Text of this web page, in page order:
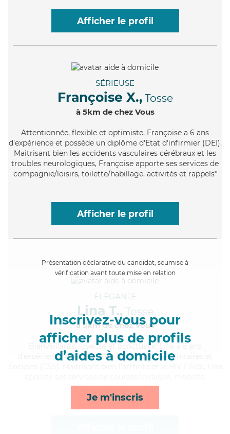
Afficher le profil
SÉRIEUSE
Françoise X., Tosse
à 5km de chez Vous
Attentionnée, flexible et optimiste, Françoise a 6 ans
d'expérience et possède un diplôme d'Etat d'infirmier (DEI).
Maitrisant bien les accidents vasculaires cérébraux et les
troubles neurologiques, Françoise apporte ses services de
compagnie/loisirs, toilette/habillage, activités et rappels*
Afficher le profil
Présentation déclarative du candidat, soumise à
vérification avant toute mise en relation
Inscrivez-vous pour
afficher plus de profils
d’aides à domicile
Je m'inscris
ÉLÉGANTE
Lina T., Tosse
à 5km de chez Vous
, joyeuse et ponctuelle, Lina a 8 ans
d'expérience et possède un BEP Carrières Sanitaires et
transports et repas*